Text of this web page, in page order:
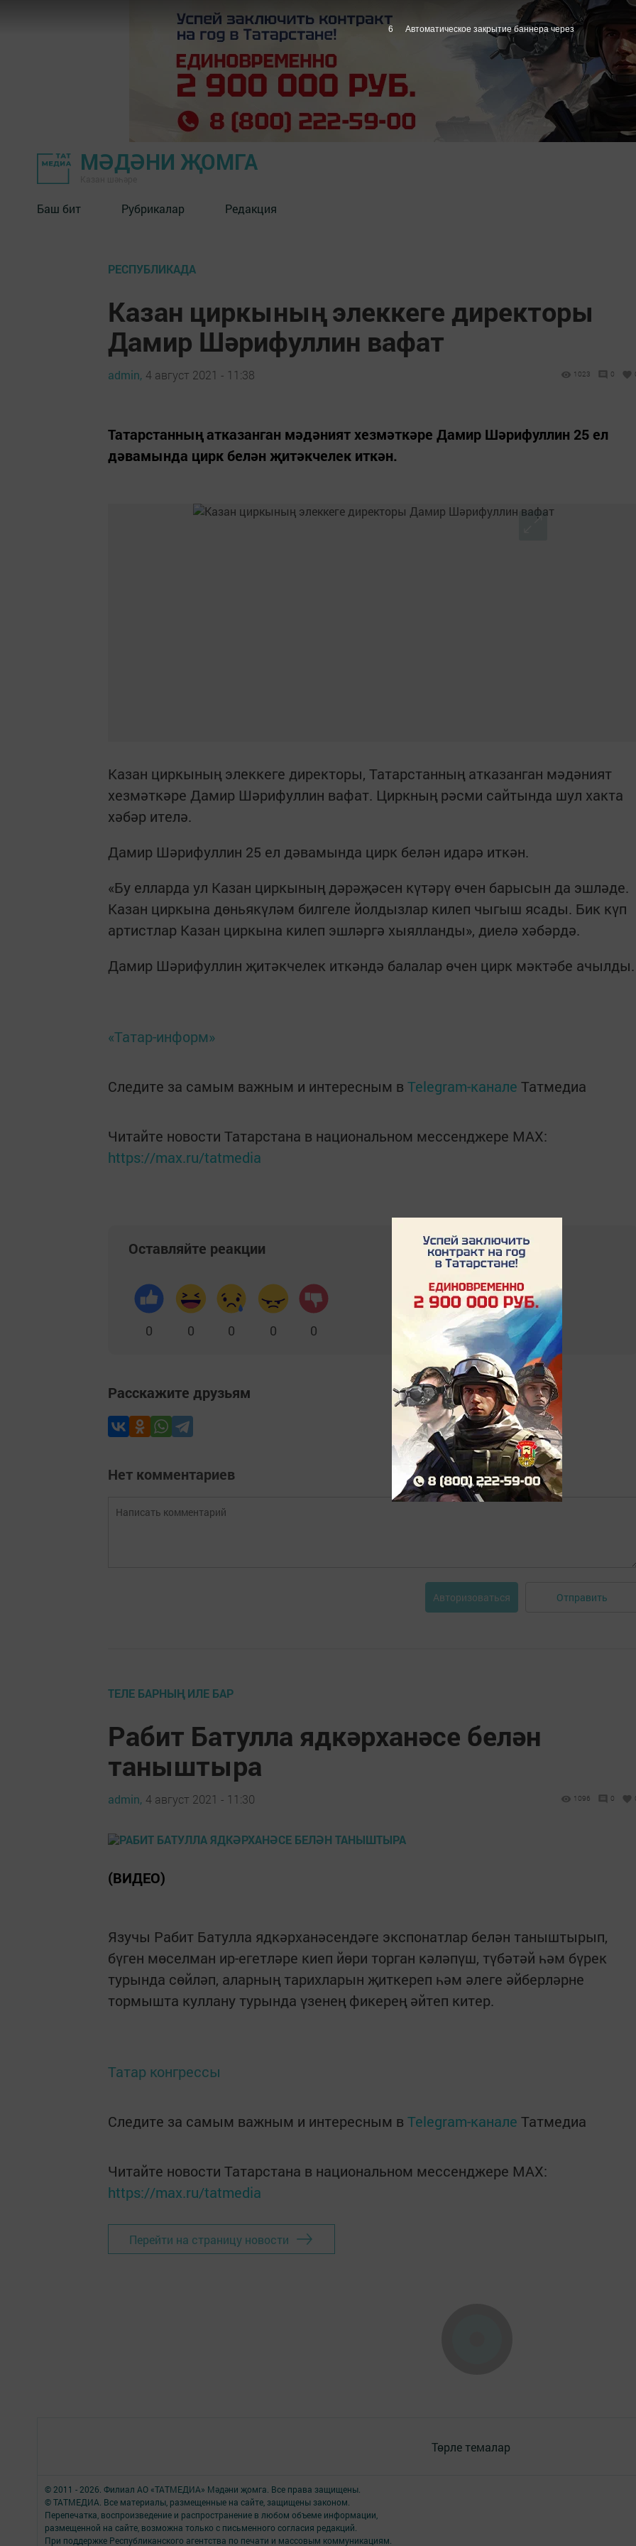
МӘДӘНИ ҖОМГА
Баш бит Рубрикалар Редакция
РЕСПУБЛИКАДА
Казан циркының элеккеге директоры
Дамир Шәрифуллин вафат
admin, 4 август 2021 - 11:38 1023 0
Татарстанның атказанган мәдәният хезмәткәре Дамир Шәрифуллин 25 ел
дәвамында цирк белән җитәкчелек иткән.
Казан циркының элеккеге директоры, Татарстанның атказанган мәдәният
хезмәткәре Дамир Шәрифуллин вафат. Циркның рәсми сайтында шул хакта
хәбәр ителә.
Дамир Шәрифуллин 25 ел дәвамында цирк белән идарә иткән.
«Бу елларда ул Казан циркының дәрәҗәсен күтәрү өчен барысын да эшләде.
Казан циркына дөньякүләм билгеле йолдызлар килеп чыгыш ясады. Бик күп
артистлар Казан циркына килеп эшләргә хыялланды», диелә хәбәрдә.
Дамир Шәрифуллин җитәкчелек иткәндә балалар өчен цирк мәктәбе
«Татар-информ»
Следите за самым важным и интересным в Telegram-канале Татмедиа
Читайте новости Татарстана в национальном мессенджере MАХ:
https://max.ru/tatmedia
Оставляйте реакции
0 0 0 0 0
Расскажите друзьям
Нет комментариев
Авторизоваться Отправить
ТЕЛЕ БАРНЫҢ ИЛЕ БАР
Рабит Батулла ядкәрханәсе белән
таныштыра
admin, 4 август 2021 - 11:30 1096 0
(ВИДЕО)
Язучы Рабит Батулла ядкәрханәсендәге экспонатлар белән таныштырып,
бүген мөселман ир-егетләре киеп йөри торган кәләпүш, түбәтәй һәм бүрек
турында сөйләп, аларның тарихларын җиткереп һәм әлеге әйберләрне
тормышта куллану турында үзенең фикерең әйтеп китер.
Татар конгрессы
Следите за самым важным и интересным в Telegram-канале Татмедиа
Читайте новости Татарстана в национальном мессенджере MАХ:
https://max.ru/tatmedia
Перейти на страницу новости
Төрле темалар
© 2011 - 2026. Филиал АО «ТАТМЕДИА» Мәдәни җомга. Все права защищены.
© ТАТМЕДИА. Все материалы, размещенные на сайте, защищены законом.
Перепечатка, воспроизведение и распространение в любом объеме информации,
размещенной на сайте, возможна только с письменного согласия редакций.
При поддержке Республиканского агентства по печати и массовым коммуникациям.
5 Автоматическое закрытие баннера через